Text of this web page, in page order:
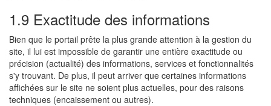
1.9 Exactitude des informations
Bien que le portail prête la plus grande attention à la gestion du
site, il lui est impossible de garantir une entière exactitude ou
précision (actualité) des informations, services et fonctionnalités
s'y trouvant. De plus, il peut arriver que certaines informations
affichées sur le site ne soient plus actuelles, pour des raisons
techniques (encaissement ou autres).